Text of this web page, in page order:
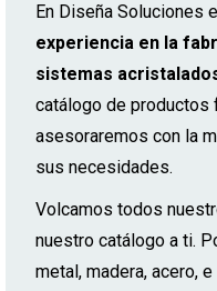
En Diseña Soluciones
experiencia en la
sistemas
catálogo de productos
asesoraremos con la
sus necesidades.
Volcamos todos
nuestro catálogo a ti.
metal, madera, acero,